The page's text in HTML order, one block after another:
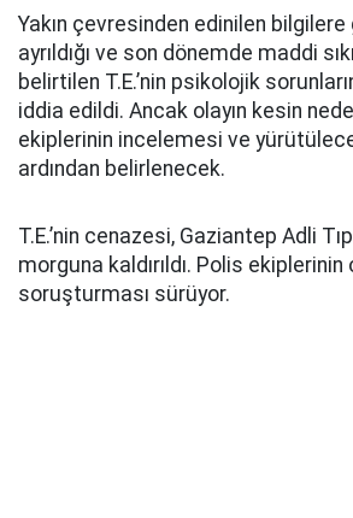
Yakın çevresinden edinilen bilgilere
ayrıldığı ve son dönemde maddi
belirtilen T.E.’nin psikolojik
iddia edildi. Ancak olayın kesin
ekiplerinin incelemesi ve
ardından belirlenecek.
T.E.’nin cenazesi, Gaziantep Adli
morguna kaldırıldı. Polis ekiplerinin
soruşturması sürüyor.